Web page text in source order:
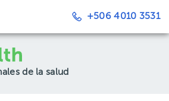
+506 4010 3531
de la salud